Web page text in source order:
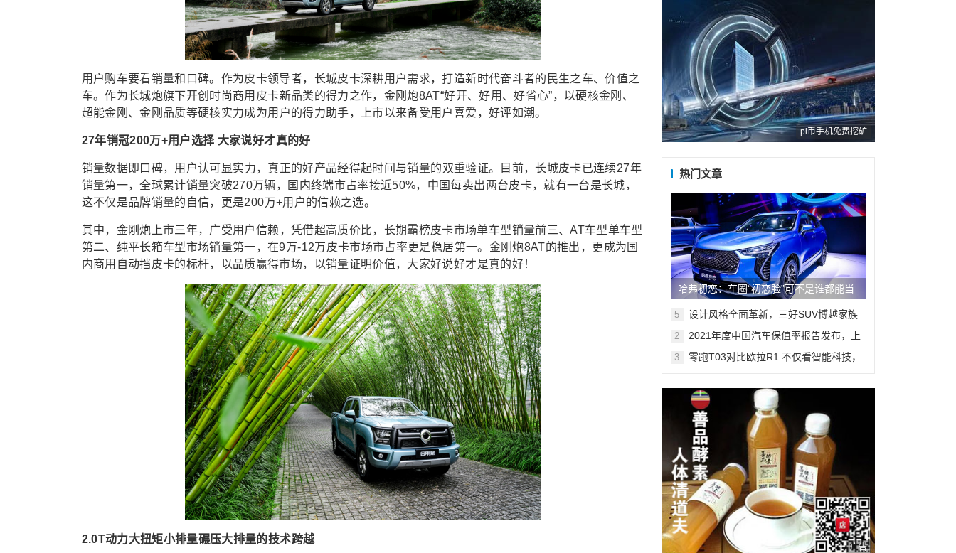
用户购车要看销量和口碑。 作为皮卡领导者， 长城皮卡深耕用户需求，打造新时代奋斗者的 民生之车、价值之
车。作为长城炮旗下开创时尚商用皮卡新品类的得力之作， 金刚炮8AT“好开、好用、好省心”，以硬核金刚、
超能金刚、金刚品质等硬核实力成为用户的得力助手， 上市以来备受用户喜爱 ，好评如潮。
27年销冠200万+用户选择 大家说好才真的好
销量数据即口碑， 用户认可显实力， 真正的好产品经得起时间与销量的双重验证。 目前， 长城皮卡已连续27年
销量第一，全球累计销量突破270万辆，国内终端市占率接近50%， 中国每卖出两台皮卡，就有一台是长城，
这不仅是品牌销量的自信， 更是200万+用户的信赖之选。
其中， 金刚炮上市三年，广受用户信赖，凭借超高质价比，长期霸榜皮卡市场单车型销量前三、AT车型单车型
第二、纯平长箱车型市场销量第一，在9万-12万皮卡市场市占率更是稳居第一。 金刚炮8AT的推出 ， 更 成为 国
内商用自动挡皮卡的标杆， 以品质赢得市场，以销量证明价值， 大家好说好才是真的好！
2.0T动力大扭矩小排量碾压大排量的技术跨越
pi币手机免费挖矿
热门文章
哈弗初恋：车圈“初恋脸”可不是谁都能当
的！
5
设计风格全面革新，三好SUV博越家族
2
2021年度中国汽车保值率报告发布，上
军！
3
零跑T03对比欧拉R1 不仅看智能科技，
广告